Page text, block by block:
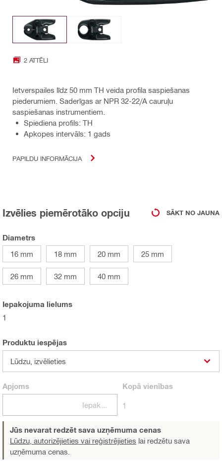
2 ATTĒLI
Ietverspailes līdz 50 mm TH veida profila saspiešanas
piederumiem. Saderīgas ar NPR 32-22/A cauruļu
saspiešanas instrumentiem.
Spiediena profils: TH
Apkopes intervāls: 1 gads
PAPILDU INFORMĀCIJA
Izvēlies piemērotāko opciju SĀKT NO JAUNA
Diametrs
16 mm
18 mm 20 mm 25 mm
26 mm 32 mm 40 mm
Iepakojuma lielums
1
Produktu iespējas
Lūdzu, izvēlieties
Apjoms Kopā vienības
1
Jūs nevarat redzēt sava uzņēmuma cenas
Lūdzu, autorizējieties vai reģistrējieties lai redzētu sava
uzņēmuma cenas.